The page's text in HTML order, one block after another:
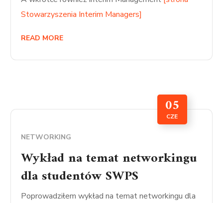
Stowarzyszenia Interim Managers]
READ MORE
05
CZE
NETWORKING
Wykład na temat networkingu
dla studentów SWPS
Poprowadziłem wykład na temat networkingu dla